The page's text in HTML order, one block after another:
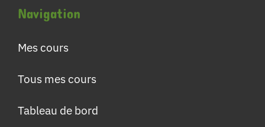
Navigation
Mes cours
Tous mes cours
Tableau de bord